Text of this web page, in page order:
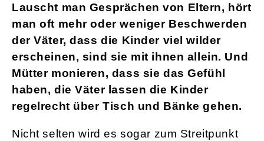
Lauscht man Gesprächen von Eltern, hört
man oft mehr oder weniger Beschwerden
der Väter, dass die Kinder viel wilder
erscheinen, sind sie mit ihnen allein. Und
Mütter monieren, dass sie das Gefühl
haben, die Väter lassen die Kinder
regelrecht über Tisch und Bänke gehen.
Nicht selten wird es sogar zum Streitpunkt